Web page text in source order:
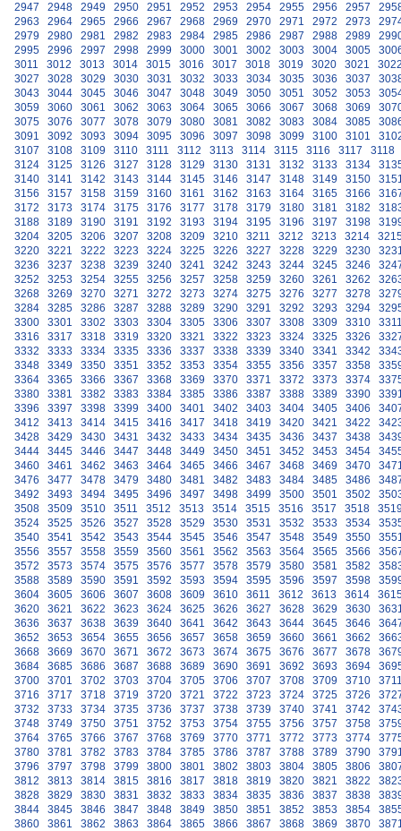
2947
2948 2949 2950 2951 2952 2953 2954 2955 2956 2957
2963
2964 2965 2966 2967 2968 2969 2970 2971 2972 2973
2979
2980 2981 2982 2983 2984 2985 2986 2987 2988 2989
2995
2996 2997 2998 2999 3000 3001 3002 3003 3004 3005
3011
3012 3013 3014 3015 3016 3017 3018 3019 3020 3021
3027
3028 3029 3030 3031 3032 3033 3034 3035 3036 3037
3043
3044 3045 3046 3047 3048 3049 3050 3051 3052 3053
3059
3060 3061 3062 3063 3064 3065 3066 3067 3068 3069
3075
3076 3077 3078 3079 3080 3081 3082 3083 3084 3085
3091
3092 3093 3094 3095 3096 3097 3098 3099 3100 3101
3107
3108 3109 3110 3111 3112 3113 3114 3115 3116 3117
3118
3124
3125 3126 3127 3128 3129 3130 3131 3132 3133 3134
3140
3141 3142 3143 3144 3145 3146 3147 3148 3149 3150
3156
3157 3158 3159 3160 3161 3162 3163 3164 3165 3166
3172
3173 3174 3175 3176 3177 3178 3179 3180 3181 3182
3188
3189 3190 3191 3192 3193 3194 3195 3196 3197 3198
3204
3205 3206 3207 3208 3209 3210 3211 3212 3213 3214
3220
3221 3222 3223 3224 3225 3226 3227 3228 3229 3230
3236
3237 3238 3239 3240 3241 3242 3243 3244 3245 3246
3252
3253 3254 3255 3256 3257 3258 3259 3260 3261 3262
3268
3269 3270 3271 3272 3273 3274 3275 3276 3277 3278
3284
3285 3286 3287 3288 3289 3290 3291 3292 3293 3294
3300
3301 3302 3303 3304 3305 3306 3307 3308 3309 3310
3316
3317 3318 3319 3320 3321 3322 3323 3324 3325 3326
3332
3333 3334 3335 3336 3337 3338 3339 3340 3341 3342
3348
3349 3350 3351 3352 3353 3354 3355 3356 3357 3358
3364
3365 3366 3367 3368 3369 3370 3371 3372 3373 3374
3380
3381 3382 3383 3384 3385 3386 3387 3388 3389 3390
3396
3397 3398 3399 3400 3401 3402 3403 3404 3405 3406
3412
3413 3414 3415 3416 3417 3418 3419 3420 3421 3422
3428
3429 3430 3431 3432 3433 3434 3435 3436 3437 3438
3444
3445 3446 3447 3448 3449 3450 3451 3452 3453 3454
3460
3461 3462 3463 3464 3465 3466 3467 3468 3469 3470
3476
3477 3478 3479 3480 3481 3482 3483 3484 3485 3486
3492
3493 3494 3495 3496 3497 3498 3499 3500 3501 3502
3508
3509 3510 3511 3512 3513 3514 3515 3516 3517 3518
3524
3525 3526 3527 3528 3529 3530 3531 3532 3533 3534
3540
3541 3542 3543 3544 3545 3546 3547 3548 3549 3550
3556
3557 3558 3559 3560 3561 3562 3563 3564 3565 3566
3572
3573 3574 3575 3576 3577 3578 3579 3580 3581 3582
3588
3589 3590 3591 3592 3593 3594 3595 3596 3597 3598
3604
3605 3606 3607 3608 3609 3610 3611 3612 3613 3614
3620
3621 3622 3623 3624 3625 3626 3627 3628 3629 3630
3636
3637 3638 3639 3640 3641 3642 3643 3644 3645 3646
3652
3653 3654 3655 3656 3657 3658 3659 3660 3661 3662
3668
3669 3670 3671 3672 3673 3674 3675 3676 3677 3678
3684
3685 3686 3687 3688 3689 3690 3691 3692 3693 3694
3700
3701 3702 3703 3704 3705 3706 3707 3708 3709 3710
3716
3717 3718 3719 3720 3721 3722 3723 3724 3725 3726
3732
3733 3734 3735 3736 3737 3738 3739 3740 3741 3742
3748
3749 3750 3751 3752 3753 3754 3755 3756 3757 3758
3764
3765 3766 3767 3768 3769 3770 3771 3772 3773 3774
3780
3781 3782 3783 3784 3785 3786 3787 3788 3789 3790
3796
3797 3798 3799 3800 3801 3802 3803 3804 3805 3806
3812
3813 3814 3815 3816 3817 3818 3819 3820 3821 3822
3828
3829 3830 3831 3832 3833 3834 3835 3836 3837 3838
3844
3845 3846 3847 3848 3849 3850 3851 3852 3853 3854
3860
3861 3862 3863 3864 3865 3866 3867 3868 3869 3870